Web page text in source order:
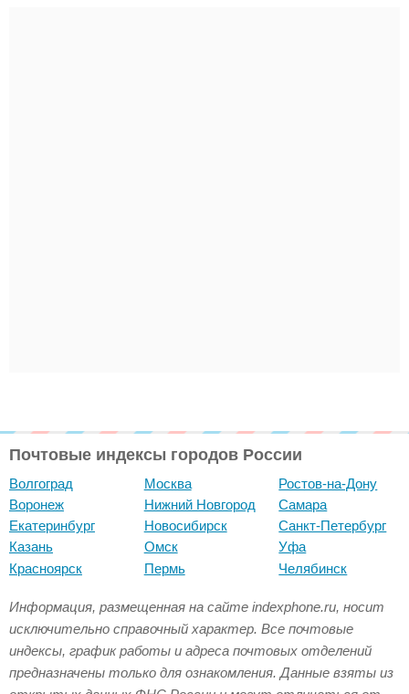
Почтовые индексы городов России
Волгоград
Воронеж
Екатеринбург
Казань
Красноярск
Москва
Нижний Новгород
Новосибирск
Омск
Пермь
Ростов-на-Дону
Самара
Санкт-Петербург
Уфа
Челябинск
Информация, размещенная на сайте indexphone.ru, носит
исключительно справочный характер. Все почтовые
индексы, график работы и адреса почтовых отделений
предназначены только для ознакомления. Данные взяты из